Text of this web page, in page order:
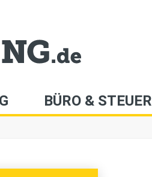
BÜRO & STEUER